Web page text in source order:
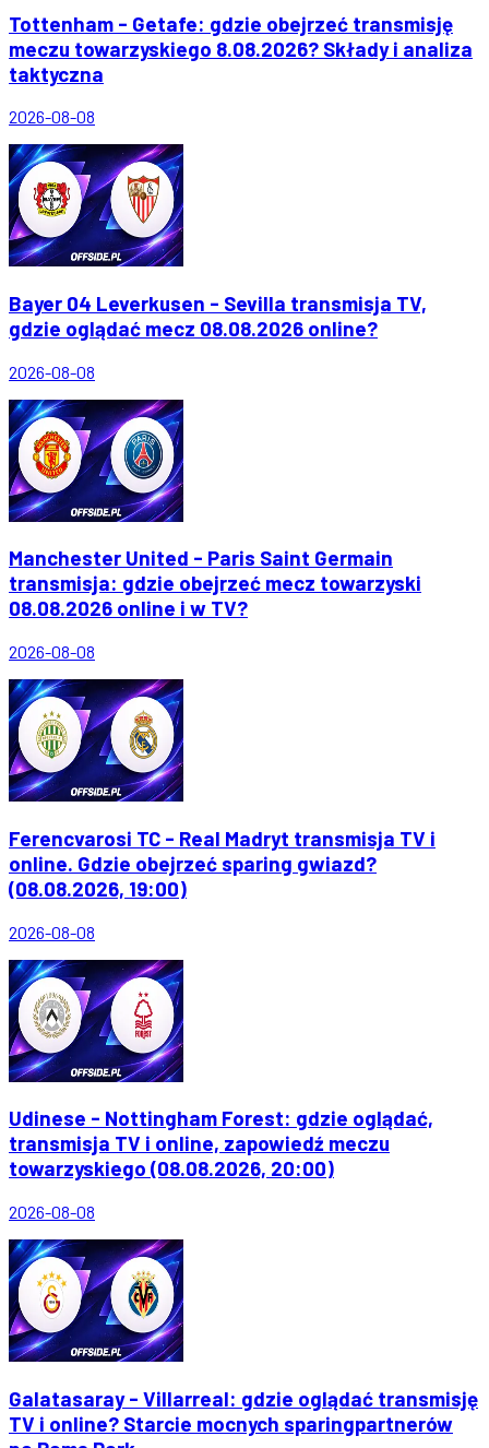
Tottenham - Getafe: gdzie obejrzeć transmisję
meczu towarzyskiego 8.08.2026? Składy i analiza
taktyczna
2026-08-08
Bayer 04 Leverkusen - Sevilla transmisja TV,
gdzie oglądać mecz 08.08.2026 online?
2026-08-08
Manchester United - Paris Saint Germain
transmisja: gdzie obejrzeć mecz towarzyski
08.08.2026 online i w TV?
2026-08-08
Ferencvarosi TC - Real Madryt transmisja TV i
online. Gdzie obejrzeć sparing gwiazd?
(08.08.2026, 19:00)
2026-08-08
Udinese - Nottingham Forest: gdzie oglądać,
transmisja TV i online, zapowiedź meczu
towarzyskiego (08.08.2026, 20:00)
2026-08-08
Galatasaray - Villarreal: gdzie oglądać transmisję
TV i online? Starcie mocnych sparingpartnerów